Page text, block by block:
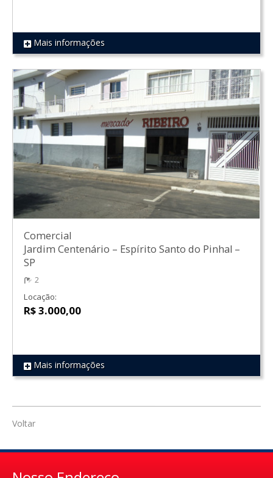
REF 759
Mais informações
REF 837
Comercial
Jardim Centenário – Espírito Santo do Pinhal –
SP
2
Locação:
R$ 3.000,00
Mais informações
Voltar